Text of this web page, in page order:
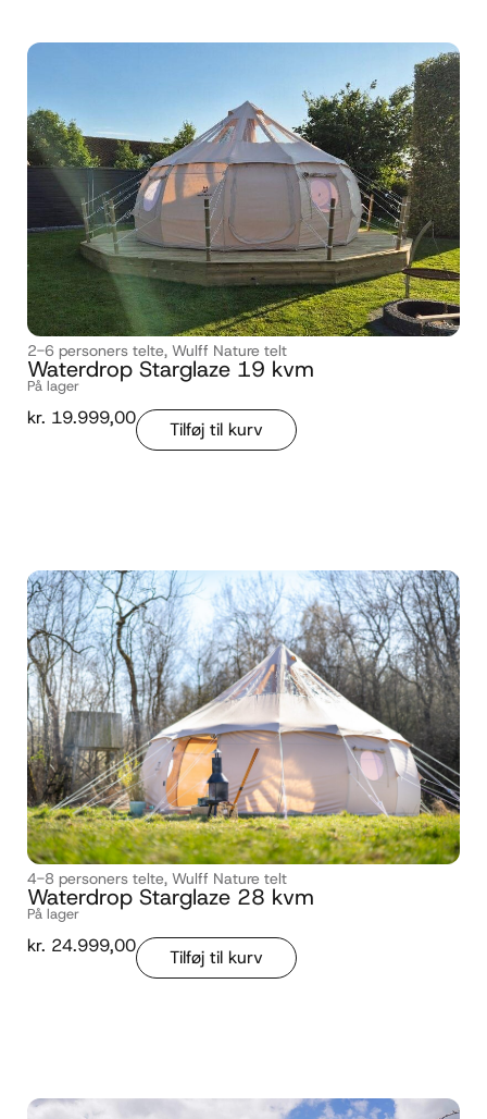
2-6 personers telte, Wulff Nature telt
Waterdrop Starglaze 19 kvm
På lager
kr. 19.999,00
Tilføj til kurv
4-8 personers telte, Wulff Nature telt
Waterdrop Starglaze 28 kvm
På lager
kr. 24.999,00
Tilføj til kurv